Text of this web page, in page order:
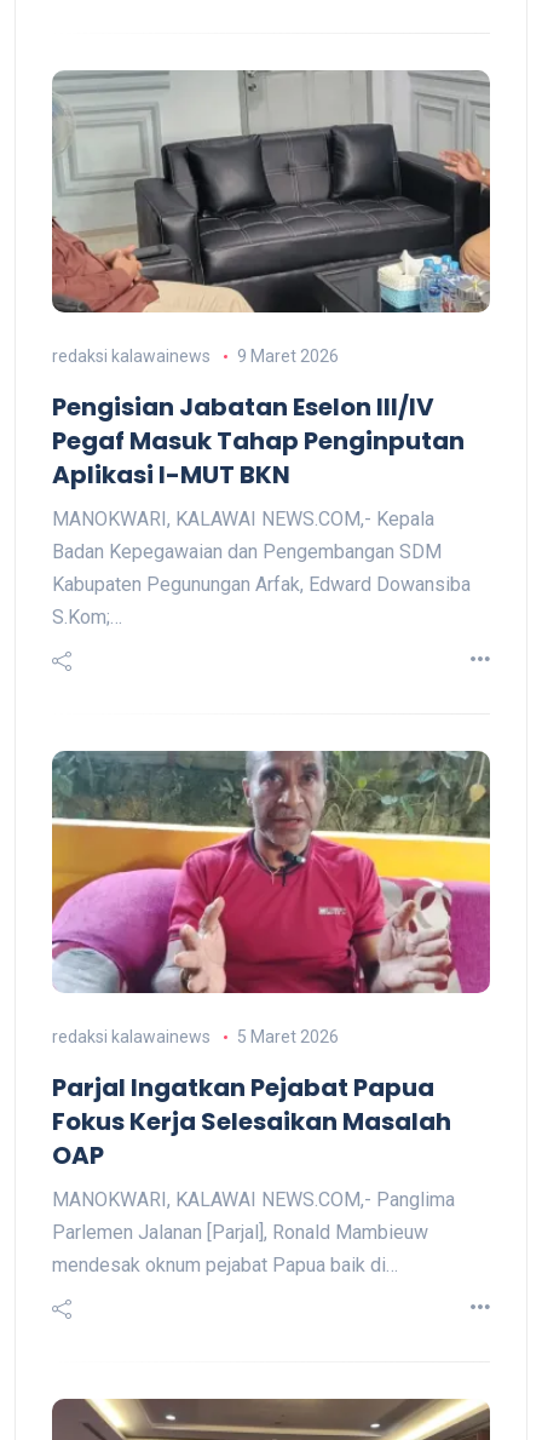
redaksi kalawainews 9 Maret 2026
Pengisian Jabatan Eselon III/IV
Pegaf Masuk Tahap Penginputan
Aplikasi I-MUT BKN
MANOKWARI, KALAWAI NEWS.COM,- Kepala
Badan Kepegawaian dan Pengembangan SDM
Kabupaten Pegunungan Arfak, Edward Dowansiba
S.Kom;…
redaksi kalawainews 5 Maret 2026
Parjal Ingatkan Pejabat Papua
Fokus Kerja Selesaikan Masalah
OAP
MANOKWARI, KALAWAI NEWS.COM,- Panglima
Parlemen Jalanan [Parjal], Ronald Mambieuw
mendesak oknum pejabat Papua baik di…